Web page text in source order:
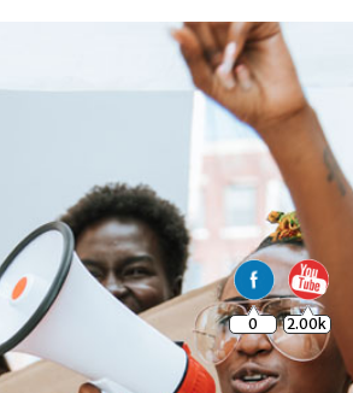
0 2.00k